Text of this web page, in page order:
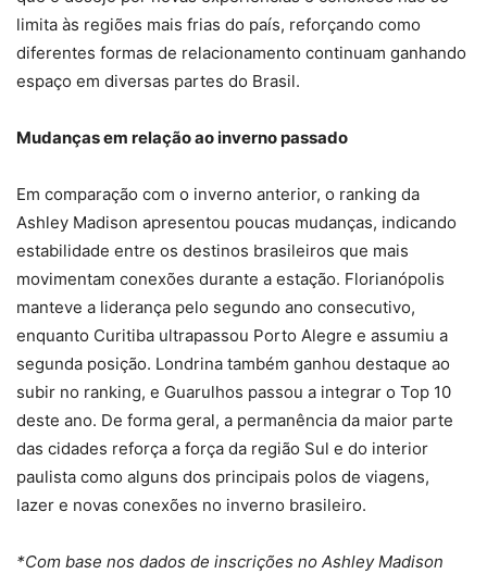
limita às regiões mais frias do país, reforçando como
diferentes formas de relacionamento continuam ganhando
espaço em diversas partes do Brasil.
Mudanças em relação ao inverno passado
Em comparação com o inverno anterior, o ranking da
Ashley Madison apresentou poucas mudanças, indicando
estabilidade entre os destinos brasileiros que mais
movimentam conexões durante a estação. Florianópolis
manteve a liderança pelo segundo ano consecutivo,
enquanto Curitiba ultrapassou Porto Alegre e assumiu a
segunda posição. Londrina também ganhou destaque ao
subir no ranking, e Guarulhos passou a integrar o Top 10
deste ano. De forma geral, a permanência da maior parte
das cidades reforça a força da região Sul e do interior
paulista como alguns dos principais polos de viagens,
lazer e novas conexões no inverno brasileiro.
*Com base nos dados de inscrições no Ashley Madison